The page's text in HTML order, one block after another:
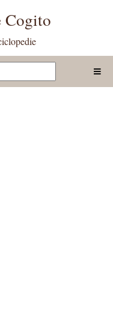
Cogito